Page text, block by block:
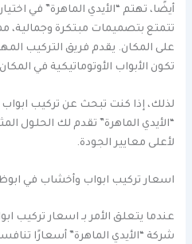
أيضًا، تهتم “الأيدي الماهرة” في
تتمتع بتصميمات مبتكرة وجمالية،
على المكان. يقدم فريق التركيب
تكون الأبواب الأوتوماتيكية في
لذلك، إذا كنت تبحث عن تركيب ابواب
“الأيدي الماهرة” تقدم لك الحلول
لأعلى معايير الجودة.
اسعار تركيب ابواب وأخشاب في
عندما يتعلق الأمر بـ اسعار تركيب
شركة “الأيدي الماهرة” أسعارًا